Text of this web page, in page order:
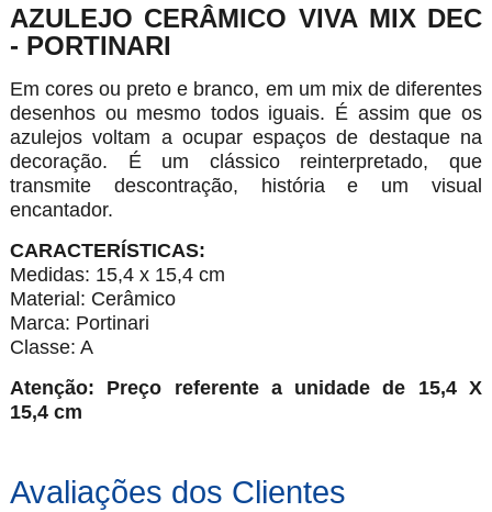
AZULEJO CERÂMICO VIVA MIX DEC
- PORTINARI
Em cores ou preto e branco, em um mix de diferentes
desenhos ou mesmo todos iguais. É assim que os
azulejos voltam a ocupar espaços de destaque na
decoração. É um clássico reinterpretado, que
transmite descontração, história e um visual
encantador.
CARACTERÍSTICAS:
Medidas: 15,4 x 15,4 cm
Material: Cerâmico
Marca: Portinari
Classe: A
Atenção: Preço referente a unidade de 15,4 X
15,4 cm
Avaliações dos Clientes